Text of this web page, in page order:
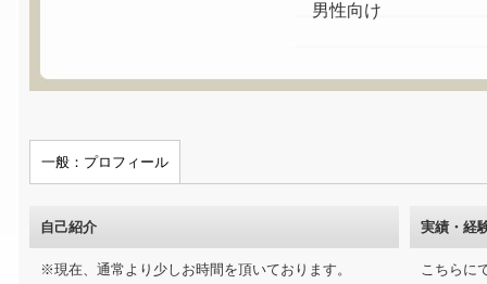
男性向け
一般：プロフィール
自己紹介
※現在、通常より少しお時間を頂いております。
実績・経
こちらに